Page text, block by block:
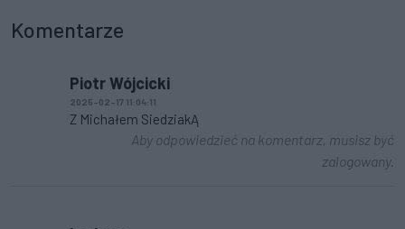
Komentarze
Piotr Wójcicki
2025-02-17 11:04:11
Z Michałem SiedziakĄ
Aby odpowiedzieć na komentarz, musisz być
zalogowany.